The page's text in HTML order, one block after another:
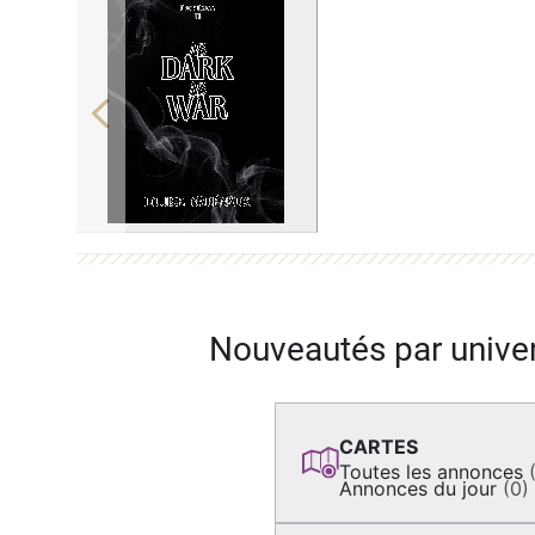
Previous
Nouveautés par
CARTES
Toutes les annonces
Annonces du jour (0)